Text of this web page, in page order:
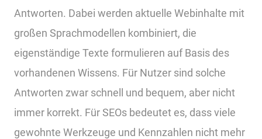
Antworten. Dabei werden aktuelle Webinhalte mit
großen Sprachmodellen kombiniert, die
eigenständige Texte formulieren auf Basis des
vorhandenen Wissens. Für Nutzer sind solche
Antworten zwar schnell und bequem, aber nicht
immer korrekt. Für SEOs bedeutet es, dass viele
gewohnte Werkzeuge und Kennzahlen nicht mehr